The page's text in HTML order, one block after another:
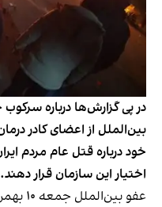
در پی گزارش‌ها درباره سرکوب
بین‌الملل از اعضای کادر
خود درباره قتل عام مردم
اختیار این سازمان قرار دهند.
عفو